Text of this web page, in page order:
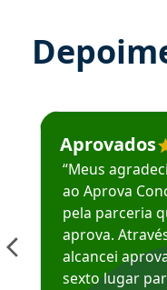
Estudante José
Aprovados
“Meus
ao Aprova
pela parceria
aprova.
alcancei
sexto lugar